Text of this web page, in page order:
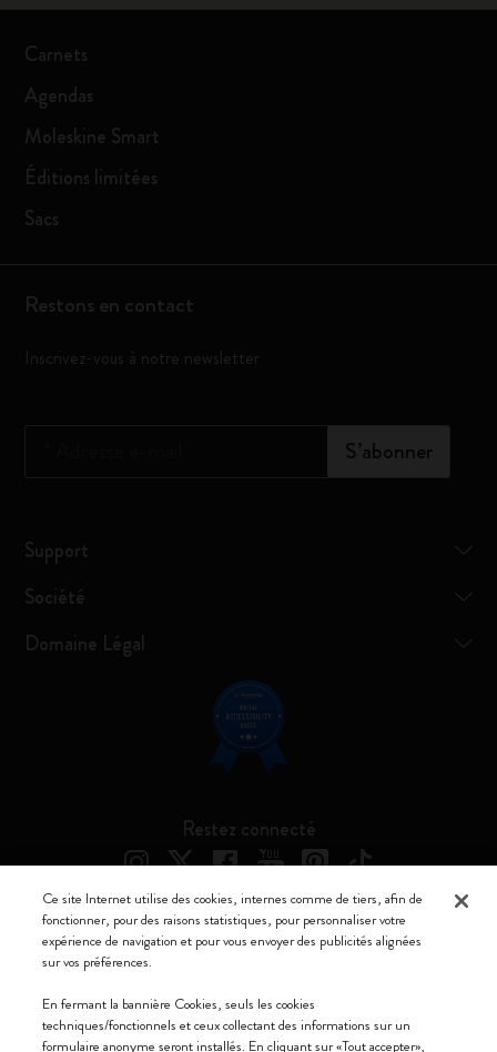
Carnets
Agendas
Moleskine Smart
Éditions limitées
Sacs
Restons en contact
Inscrivez-vous à notre newsletter
S’abonner
Support
Société
Domaine Légal
Restez connecté
Moleskine ® est une marque enregistrée de Moleskine Srl a socio unico
Italia - P. IVA / CCIAA n. 07234480965 - REA MI 1945400 - Cap.
Soc. €2.181.513,42
Ce site Internet utilise des cookies, internes comme de tiers, afin de
fonctionner, pour des raisons statistiques, pour personnaliser votre
expérience de navigation et pour vous envoyer des publicités alignées
sur vos préférences.
En fermant la bannière Cookies, seuls les cookies
techniques/fonctionnels et ceux collectant des informations sur un
formulaire anonyme seront installés. En cliquant sur «Tout accepter»,